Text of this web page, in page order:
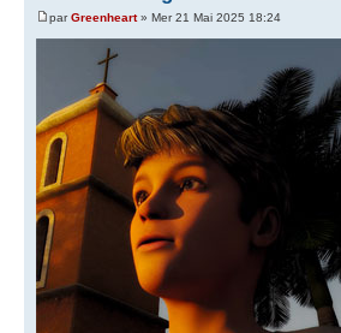
parGreenheart» Mer 21 Mai 2025 18:24